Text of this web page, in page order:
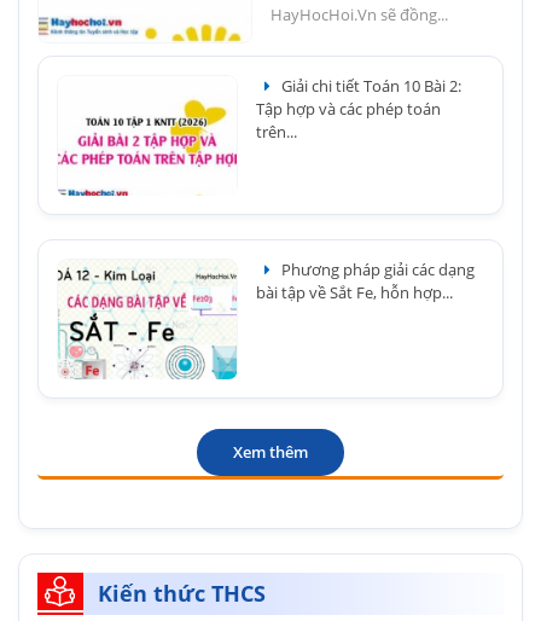
HayHocHoi.Vn sẽ đồng...
Giải chi tiết Toán 10 Bài 2:
Tập hợp và các phép toán
trên...
Phương pháp giải các dạng
bài tập về Sắt Fe, hỗn hợp...
Xem thêm
Kiến thức THCS